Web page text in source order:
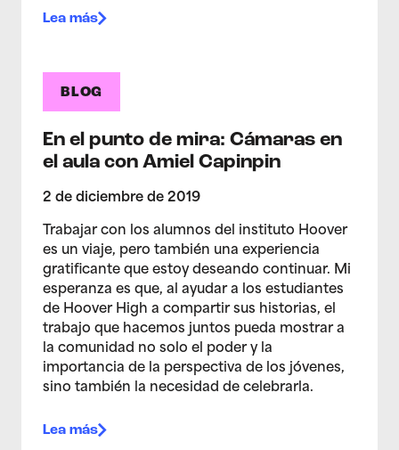
Lea más
BLOG
En el punto de mira: Cámaras en
el aula con Amiel Capinpin
2 de diciembre de 2019
Trabajar con los alumnos del instituto Hoover
es un viaje, pero también una experiencia
gratificante que estoy deseando continuar. Mi
esperanza es que, al ayudar a los estudiantes
de Hoover High a compartir sus historias, el
trabajo que hacemos juntos pueda mostrar a
la comunidad no solo el poder y la
importancia de la perspectiva de los jóvenes,
sino también la necesidad de celebrarla.
Lea más